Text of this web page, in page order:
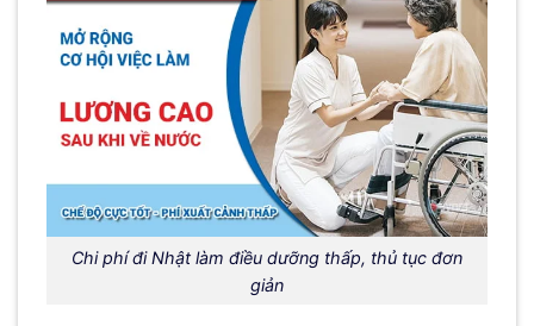
Chi phí đi Nhật làm điều dưỡng thấp, thủ tục đơn
giản